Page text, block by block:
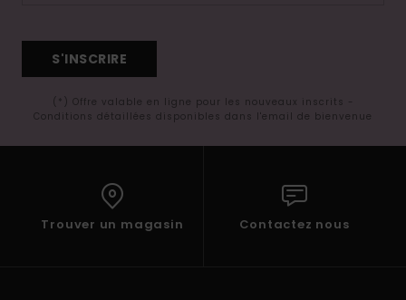
S'INSCRIRE
(*) Offre valable en ligne pour les nouveaux inscrits -
Conditions détaillées disponibles dans l'email de bienvenue
Trouver un magasin Contactez nous